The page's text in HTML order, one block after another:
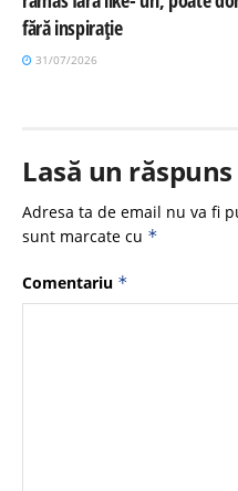
fără inspirație
31/07/2026
Lasă un răspuns
Adresa ta de email nu va fi
sunt marcate cu *
Comentariu *